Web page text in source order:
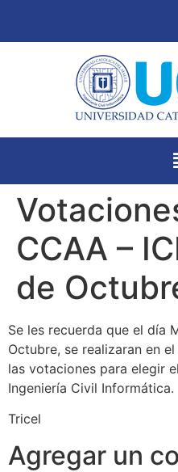
CCAA –
de
Se les recuerda que el día
Octubre, se realizaran en
las votaciones para elegir
Ingeniería Civil Informática.
Tricel
Agregar un